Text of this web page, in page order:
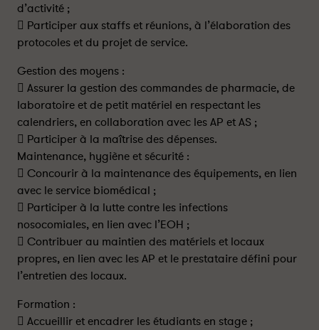
d’activité ;
 Participer aux staffs et réunions, à l’élaboration des
protocoles et du projet de service.
Gestion des moyens :
 Assurer la gestion des commandes de pharmacie, de
laboratoire et de petit matériel en respectant les
calendriers, en collaboration avec les AP et AS ;
 Participer à la maîtrise des dépenses.
Maintenance, hygiène et sécurité :
 Concourir à la maintenance des équipements, en lien
avec le service biomédical ;
 Participer à la lutte contre les infections
nosocomiales, en lien avec l’EOH ;
 Contribuer au maintien des matériels et locaux
propres, en lien avec les AP et le prestataire défini pour
l’entretien des locaux.
Formation :
 Accueillir et encadrer les étudiants en stage ;